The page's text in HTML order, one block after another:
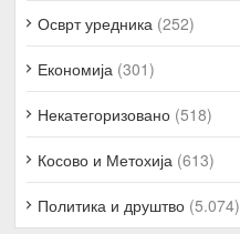
Осврт уредника (252)
Економија (301)
Некатегоризовано (518)
Косово и Метохија (613)
Политика и друштво (5.074)